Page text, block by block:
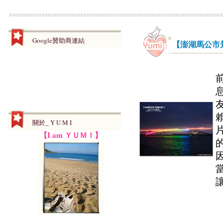
Google贊助商連結
關於_ Y U M I
【I am ＹＵＭＩ】
【澎湖馬公